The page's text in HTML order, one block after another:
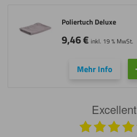
Mehr Info
Poliertuch Deluxe
9,46€ inkl. 19 % MwSt.
Excellent